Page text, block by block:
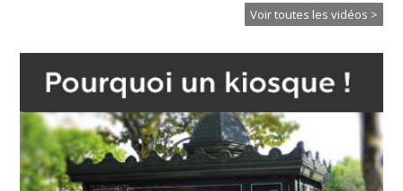
Voir toutes les vidéos >